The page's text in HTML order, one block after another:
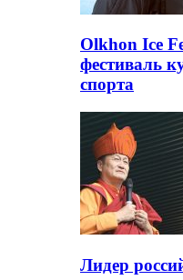
Olkhon Ice
фестиваль
спорта
Лидер